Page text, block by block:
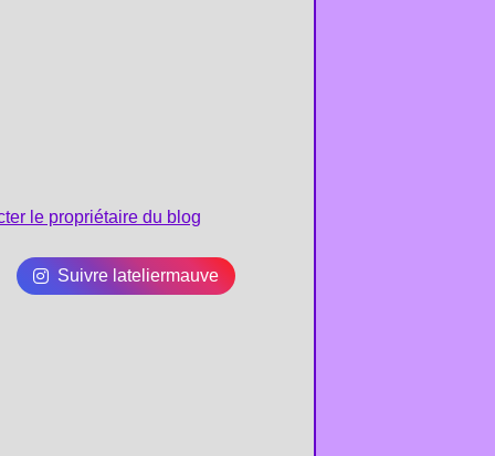
le propriétaire du blog
Suivre lateliermauve